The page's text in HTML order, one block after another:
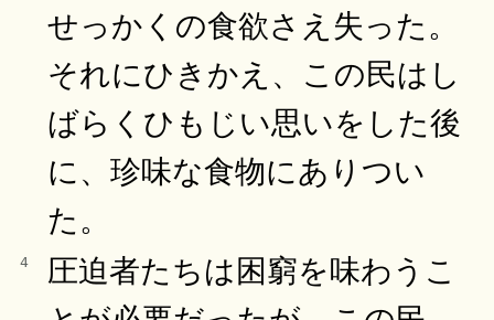
せっかくの食欲さえ失った。
それにひきかえ、この民はし
ばらくひもじい思いをした後
に、珍味な食物にありつい
た。
4
圧迫者たちは困窮を味わうこ